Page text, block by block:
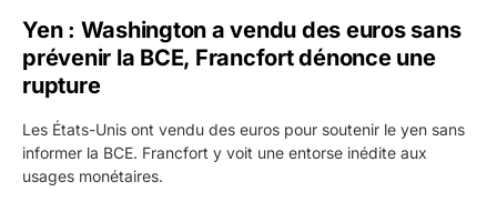
Yen : Washington a vendu des euros sans
prévenir la BCE, Francfort dénonce une
rupture
Les États-Unis ont vendu des euros pour soutenir le yen sans
informer la BCE. Francfort y voit une entorse inédite aux
usages monétaires.